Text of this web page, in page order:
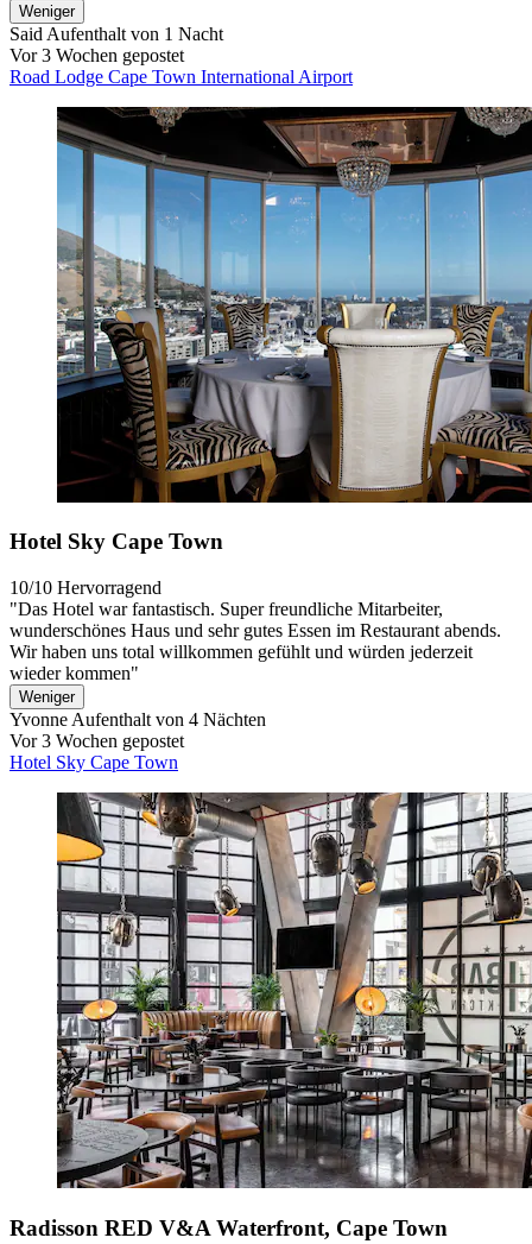
Weniger
Said Aufenthalt von 1 Nacht
Vor 3 Wochen gepostet
Road Lodge Cape Town International Airport
Hotel Sky Cape Town
10/10 Hervorragend
"Das Hotel war fantastisch. Super freundliche Mitarbeiter,
wunderschönes Haus und sehr gutes Essen im Restaurant abends.
Wir haben uns total willkommen gefühlt und würden jederzeit
wieder kommen"
Weniger
Yvonne Aufenthalt von 4 Nächten
Vor 3 Wochen gepostet
Hotel Sky Cape Town
Radisson RED V&A Waterfront, Cape Town